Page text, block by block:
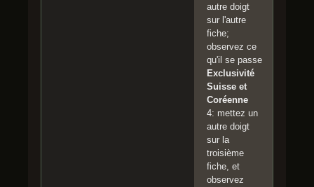
autre doigt
sur l'autre
fiche;
observez ce
qu'il se passe
Exclusivité
Suisse et
Coréenne
4: mettez un
autre doigt
sur la
troisième
fiche, et
observez